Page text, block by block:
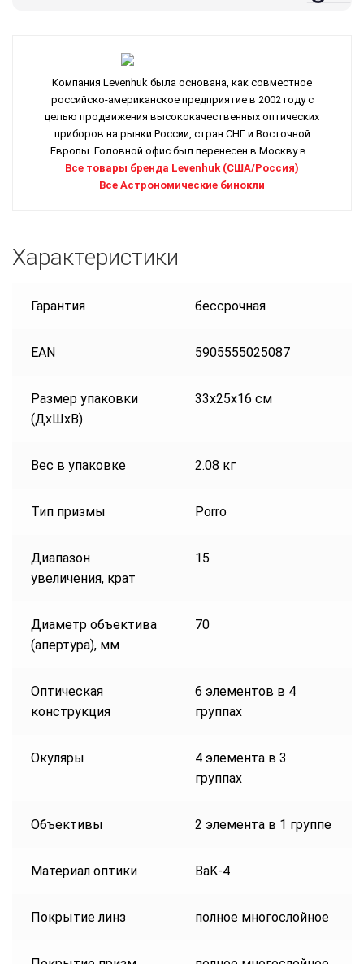
Компания Levenhuk была основана, как совместное
российско-американское предприятие в 2002 году с
целью продвижения высококачественных оптических
приборов на рынки России, стран СНГ и Восточной
Европы. Головной офис был перенесен в Москву в...
Все товары бренда Levenhuk (США/Россия)
Все Астрономические бинокли
Характеристики
Гарантия бессрочная
EAN 5905555025087
Размер упаковки
(ДxШxВ)
33x25x16 см
Вес в упаковке 2.08 кг
Тип призмы Porro
Диапазон
увеличения, крат
15
Диаметр объектива
(апертура), мм
70
Оптическая
конструкция
6 элементов в 4
группах
Окуляры
4 элемента в 3
группах
Объективы 2 элемента в 1 группе
Материал оптики BaK-4
Покрытие линз полное многослойное